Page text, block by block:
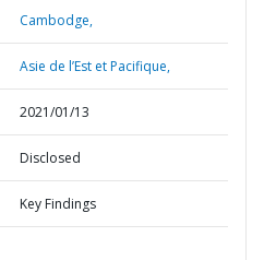
Cambodge,
Asie de l’Est et Pacifique,
2021/01/13
Disclosed
Key Findings